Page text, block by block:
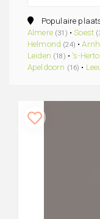
Populaire
Almere (31) •Soest
Helmond (24) •
Leiden (18) • 's-
Apeldoorn (16) •